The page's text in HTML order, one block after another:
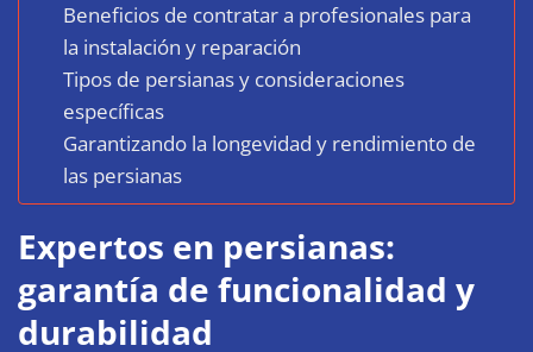
Beneficios de contratar a profesionales para
la instalación y reparación
Tipos de persianas y consideraciones
específicas
Garantizando la longevidad y rendimiento de
las persianas
Expertos en persianas:
garantía de funcionalidad y
durabilidad